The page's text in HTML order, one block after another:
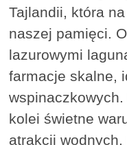
Tajlandii, która
naszej pamięci.
lazurowymi
farmacje skalne,
kolei świetne
atrakcji